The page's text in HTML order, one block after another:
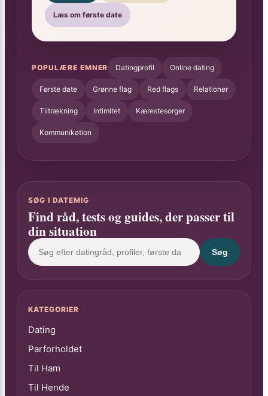
Læs om første date
POPULÆRE EMNER Datingprofil Online dating
Første date Grønne flag Red flags Relationer
Tiltrækning Intimitet Kærestesorger
Kommunikation
SØG I DATEMIG
Find råd, tests og guides, der passer til
din situation
Søg
KATEGORIER
Dating
Parforholdet
Til Ham
Til Hende